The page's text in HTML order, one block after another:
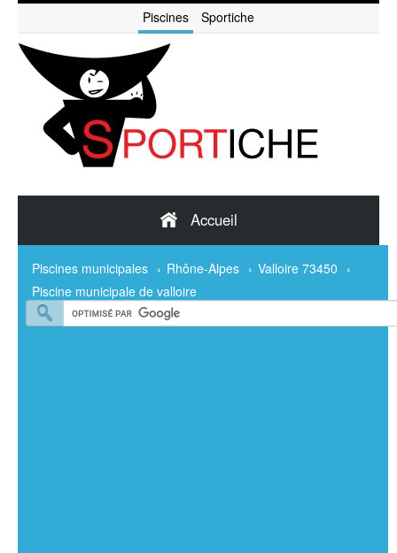
Piscines Sportiche
Accueil
Piscines municipales › Rhône-Alpes › Valloire 73450 ›
Piscine municipale de valloire